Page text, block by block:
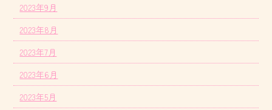
2023年9月
2023年8月
2023年7月
2023年6月
2023年5月